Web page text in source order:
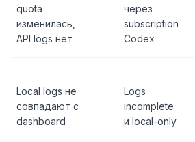
quota
изменилась,
API logs нет
через
subscription
Codex
Local logs не
совпадают с
dashboard
Logs
incomplete
и local-only